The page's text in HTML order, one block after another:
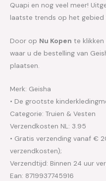
Quapi en nog veel meer!
laatste trends op het gebied
Door op Nu Kopen te
waar u de bestelling van
plaatsen.
Merk: Geisha
• De grootste
Categorie: Truien & Vesten
Verzendkosten NL: 3.95
• Gratis verzending vanaf €
verzendkosten);
Verzendtijd: Binnen 24 uur
Ean: 8719937745916